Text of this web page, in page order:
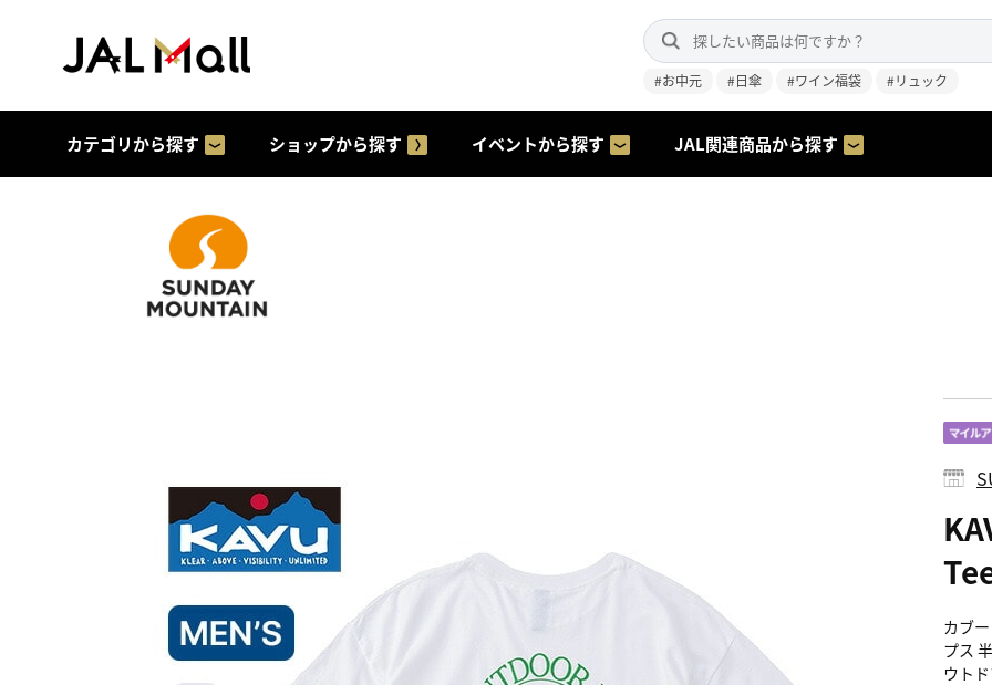
#お中元 #日傘 #ワイン福袋 #リュック
カテゴリから探す ショップから探す イベントから探す JAL関連商品から探す
カブ
プス
ウト